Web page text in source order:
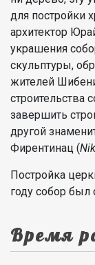
для постройки
архитектор
украшения
скульптуры,
жителей
строительства
завершить
другой
Фирентинац (
Постройка
году собор был
Время